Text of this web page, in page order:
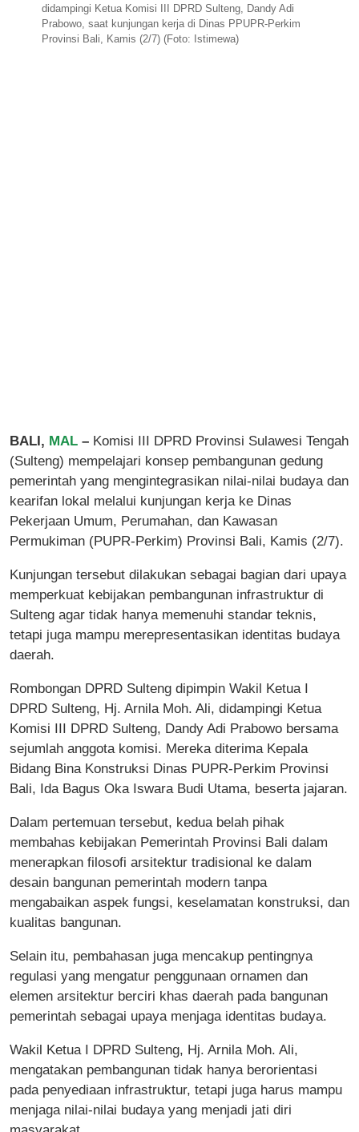
didampingi Ketua Komisi III DPRD Sulteng, Dandy Adi
Prabowo, saat kunjungan kerja di Dinas PPUPR-Perkim
Provinsi Bali, Kamis (2/7) (Foto: Istimewa)
BALI, MAL – Komisi III DPRD Provinsi Sulawesi Tengah
(Sulteng) mempelajari konsep pembangunan gedung
pemerintah yang mengintegrasikan nilai-nilai budaya dan
kearifan lokal melalui kunjungan kerja ke Dinas
Pekerjaan Umum, Perumahan, dan Kawasan
Permukiman (PUPR-Perkim) Provinsi Bali, Kamis (2/7).
Kunjungan tersebut dilakukan sebagai bagian dari upaya
memperkuat kebijakan pembangunan infrastruktur di
Sulteng agar tidak hanya memenuhi standar teknis,
tetapi juga mampu merepresentasikan identitas budaya
daerah.
Rombongan DPRD Sulteng dipimpin Wakil Ketua I
DPRD Sulteng, Hj. Arnila Moh. Ali, didampingi Ketua
Komisi III DPRD Sulteng, Dandy Adi Prabowo bersama
sejumlah anggota komisi. Mereka diterima Kepala
Bidang Bina Konstruksi Dinas PUPR-Perkim Provinsi
Bali, Ida Bagus Oka Iswara Budi Utama, beserta jajaran.
Dalam pertemuan tersebut, kedua belah pihak
membahas kebijakan Pemerintah Provinsi Bali dalam
menerapkan filosofi arsitektur tradisional ke dalam
desain bangunan pemerintah modern tanpa
mengabaikan aspek fungsi, keselamatan konstruksi, dan
kualitas bangunan.
Selain itu, pembahasan juga mencakup pentingnya
regulasi yang mengatur penggunaan ornamen dan
elemen arsitektur berciri khas daerah pada bangunan
pemerintah sebagai upaya menjaga identitas budaya.
Wakil Ketua I DPRD Sulteng, Hj. Arnila Moh. Ali,
mengatakan pembangunan tidak hanya berorientasi
pada penyediaan infrastruktur, tetapi juga harus mampu
menjaga nilai-nilai budaya yang menjadi jati diri